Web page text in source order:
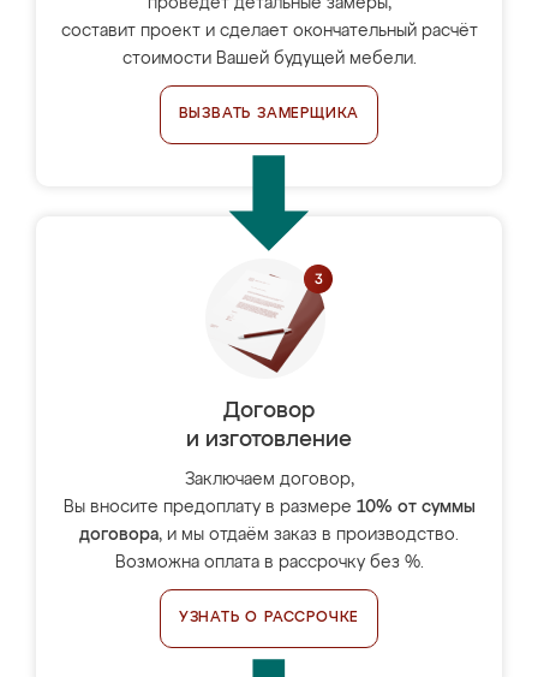
проведёт детальные замеры,
составит проект и сделает окончательный расчёт
стоимости Вашей будущей мебели.
ВЫЗВАТЬ ЗАМЕРЩИКА
Договор
и изготовление
Заключаем договор,
Вы вносите предоплату в размере 10% от суммы
договора, и мы отдаём заказ в производство.
Возможна оплата в рассрочку без %.
УЗНАТЬ О РАССРОЧКЕ